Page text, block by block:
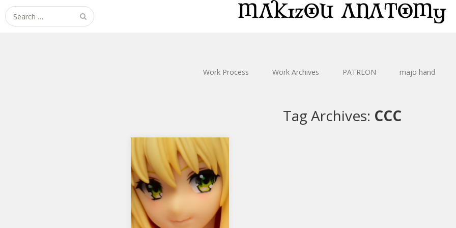
Search
for:
Work Process Work Archives PATREON majo hand
Tag Archives: CCC
Fate/EXTRA CCC セイバ
ー ワンピースver.
アルファマックスから
Fate/EXTRA CCC セイバー ワン
ピースver. です。 これは
っ！……